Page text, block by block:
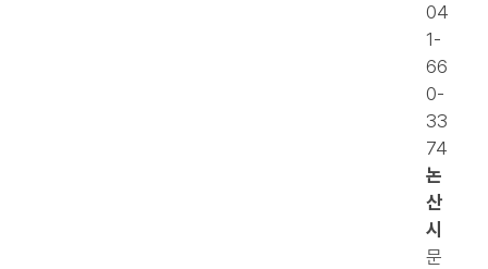
04
1-
66
0-
33
74
논
산
시
문